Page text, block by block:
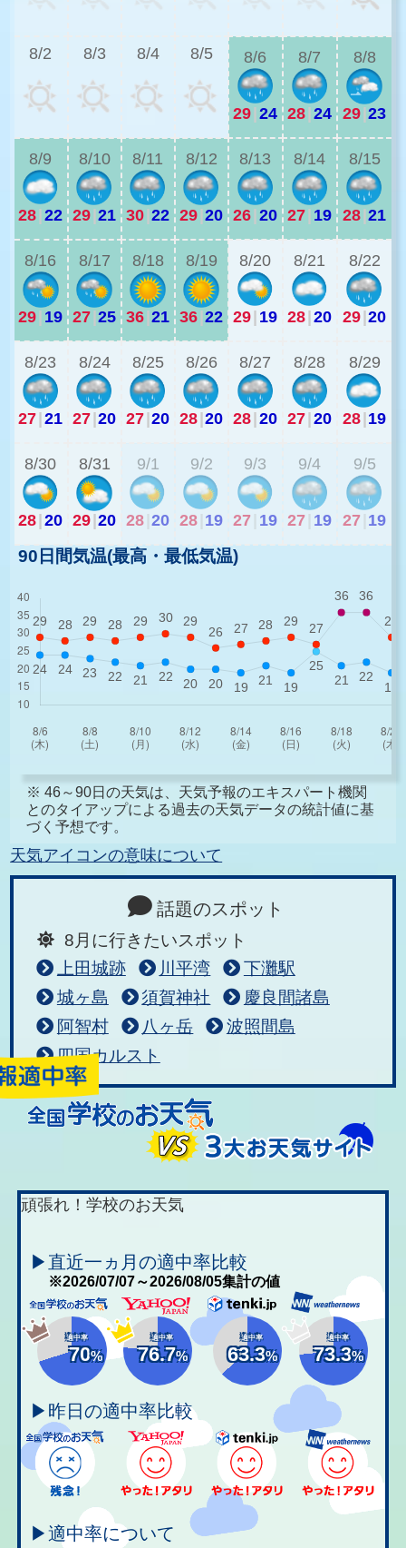
8/2 8/3 8/4 8/5 8/6
29 24
8/7
28 24
8/8
29 23
8/9
28 22
8/10
29 21
8/11
30 22
8/12
29 20
8/13
26 20
8/14
27 19
8/15
28 21
8/16
29 19
8/17
27 25
8/18
36 21
8/19
36 22
8/20
29 19
8/21
28 20
8/22
29 20
8/23
27 21
8/24
27 20
8/25
27 20
8/26
28 20
8/27
28 20
8/28
27 20
8/29
28 19
8/30
28 20
8/31
29 20
9/1
28 20
9/2
28 19
9/3
27 19
9/4
27 19
9/5
27 19
90日間気温(最高・最低気温)
※ 46～90日の天気は、天気予報のエキスパート機関
とのタイアップによる過去の天気データの統計値に基
づく予想です。
天気アイコンの意味について
話題のスポット
8月に行きたいスポット
上田城跡
川平湾
下灘駅
城ヶ島
須賀神社
慶良間諸島
阿智村
八ヶ岳
波照間島
四国カルスト
頑張れ！学校のお天気
▶直近一ヵ月の適中率比較
※2026/07/07～2026/08/05集計の値
適中率
70%
適中率
76.7%
適中率
63.3%
適中率
73.3%
▶昨日の適中率比較
▶適中率について